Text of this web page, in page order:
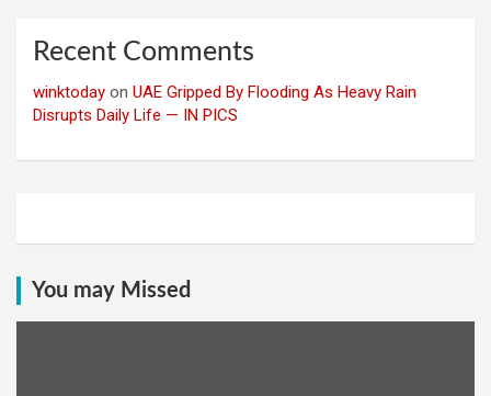
Recent Comments
winktoday on UAE Gripped By Flooding As Heavy Rain
Disrupts Daily Life — IN PICS
You may Missed